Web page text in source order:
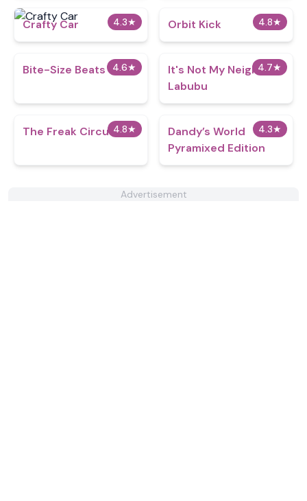
4.3★
Crafty Car 4.8★
Orbit Kick
4.6★
Bite-Size Beats 4.7★
It's Not My Neighbor:
Labubu
4.8★
The Freak Circus 4.3★
Dandy’s World
Pyramixed Edition
Advertisement